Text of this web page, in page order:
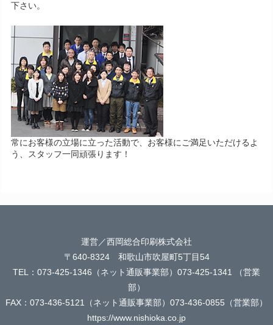
下さい。
常にお客様の立場に立った活動で、お客様にご満足いただけるよ
う、スタッフ一同頑張ります！
運営／西岡総合印刷株式会社
〒640-8324 和歌山市吹屋町5丁目54
TEL：073-425-1346（ネット通販事業部）073-425-1341 （営業
部）
FAX：073-436-5121（ネット通販事業部）073-436-0855（営業部）
https://www.nishioka.co.jp